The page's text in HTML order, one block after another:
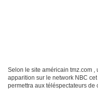
Selon le site américain tmz.com
apparition sur le network NBC
permettra aux téléspectateurs